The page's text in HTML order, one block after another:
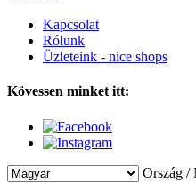
Kapcsolat
Rólunk
Üzleteink - nice shops
Kövessen minket itt:
Ország /